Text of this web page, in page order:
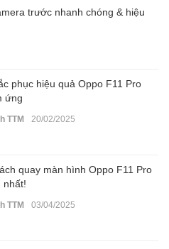
trước nhanh chóng & hiệu
phục hiệu quả Oppo F11 Pro
ứng
TTM 20/02/2025
quay màn hình Oppo F11 Pro
nhất!
TTM 03/04/2025